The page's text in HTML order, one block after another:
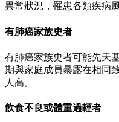
異常狀況，罹患各類疾病
有肺癌家族史者
有肺癌家族史者可能先天
期與家庭成員暴露在相同
人高。
飲食不良或體重過輕者